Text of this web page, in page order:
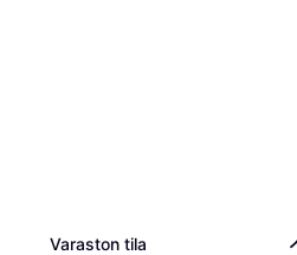
Varaston tila